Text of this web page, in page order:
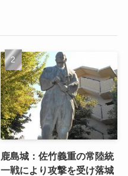
鹿島城：佐竹義重の常陸統
一戦により攻撃を受け落城